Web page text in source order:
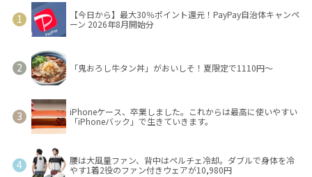
【今日から】最大30％ポイント還元！PayPay自治体キャンペ
ーン 2026年8月開始分
「鬼おろし牛タン丼」がおいしそ！夏限定で1110円～
iPhoneケース、卒業しました。これからは最高に使いやすい
「iPhoneバック」で生きていきます。
腰は大風量ファン、背中はペルチェ冷却。ダブルで身体を冷
やす1着2役のファン付きウェアが10,980円